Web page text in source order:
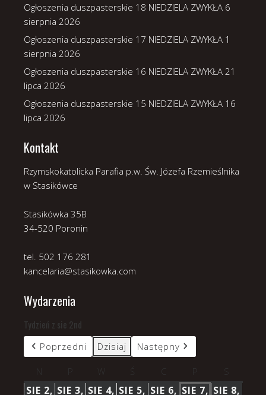
Ogłoszenia duszpasterskie 18 NIEDZIELA ZWYKŁA 6
sierpnia 2026
Ogłoszenia duszpasterskie 17 NIEDZIELA ZWYKŁA 1
sierpnia 2026
Ogłoszenia duszpasterskie 16 NIEDZIELA ZWYKŁA 21
lipca 2026
Ogłoszenia duszpasterskie 15 NIEDZIELA ZWYKŁA 16
lipca 2026
Kontakt
Rzymskokatolicka Parafia p.w. Św. Józefa Rzemieślnika
w Stasikówce
Stasikówka 35B
34-520 Poronin
tel. 502 176 281
kancelaria@stasikowka.com
Wydarzenia
Tydzień z sie 2nd
Poprzedni Dzisiaj Następny
SIE 2, SIE 3, SIE 4, SIE 5, SIE 6, SIE 7, SIE 8,